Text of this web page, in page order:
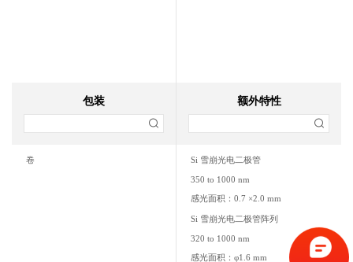
包装
卷
额外特性
Si 雪崩光电二极管
350 to 1000 nm
感光面积：0.7 ×2.0 mm
Si 雪崩光电二极管阵列
320 to 1000 nm
感光面积：φ1.6 mm